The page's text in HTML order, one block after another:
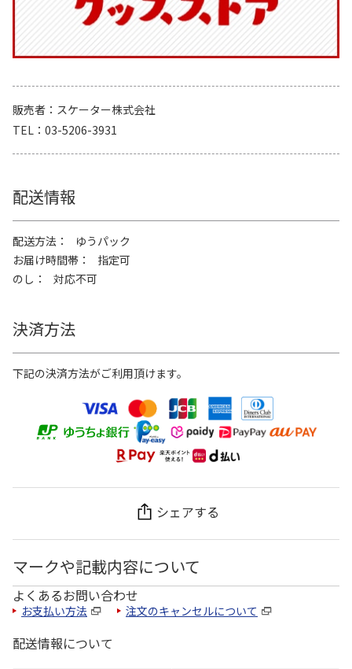
販売者
スケーター株式会社
TEL
03-5206-3931
配送情報
配送方法
ゆうパック
お届け時間帯
指定可
のし
対応不可
決済方法
下記の決済方法がご利用頂けます。
シェアする
マークや記載内容について
よくあるお問い合わせ
お支払い方法 注文のキャンセルについて
配送情報について